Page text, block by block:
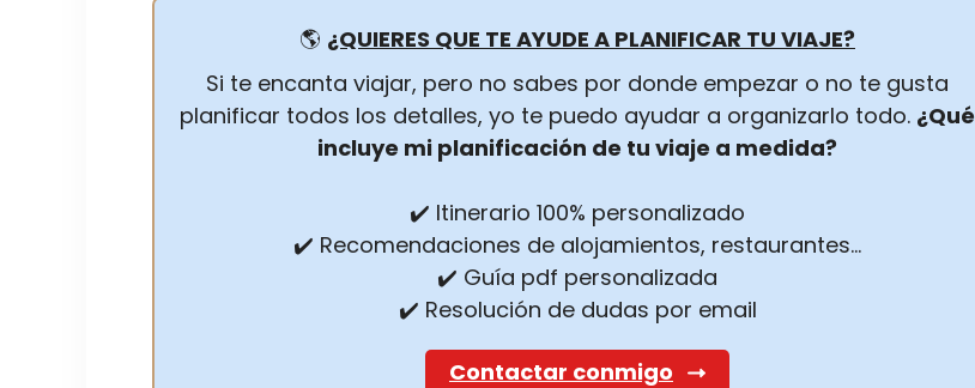
🌎 ¿QUIERES QUE TE AYUDE A PLANIFICAR TU VIAJE?
Si te encanta viajar, pero no sabes por donde empezar o no te gusta
planificar todos los detalles, yo te puedo ayudar a organizarlo todo. ¿Qué
incluye mi planificación de tu viaje a medida?
✔️ Itinerario 100% personalizado
✔️ Recomendaciones de alojamientos, restaurantes…
✔️ Guía pdf personalizada
✔️ Resolución de dudas por email
Contactar conmigo